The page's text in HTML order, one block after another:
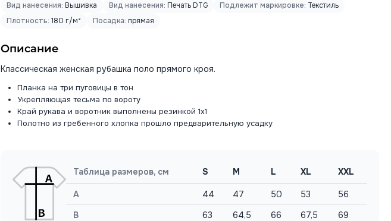
Вид нанесения: Вышивка Вид нанесения: Печать DTG Подлежит маркировке: Текстиль
Плотность: 180 г/м² Посадка: прямая
Описание
Классическая женская рубашка поло прямого кроя.
Планка на три пуговицы в тон
Укрепляющая тесьма по вороту
Край рукава и воротник выполнены резинкой 1х1
Полотно из гребенного хлопка прошло предварительную усадку
Таблица размеров, см S M L XL XXL
A 44 47 50 53
56
B
63 64,5 66 67,5 69